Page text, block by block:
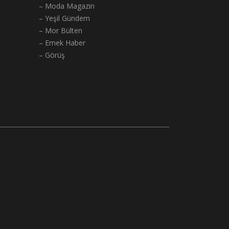
– Moda Magazin
– Yeşil Gündem
– Mor Bülten
– Emek Haber
– Görüş